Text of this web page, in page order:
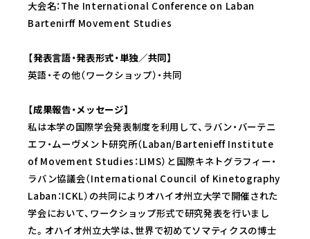
大会名：The International Conference on Laban
Bartenirff Movement Studies
【発表言語・発表形式・単独／共同】
英語・その他（ワークショップ）・共同
【成果報告・メッセージ】
私は本学の国際学会発表制度を利用して、ラバン・バーテニ
エフ・ムーヴメント研究所（Laban/Bartenieff Institute
of Movement Studies：LIMS）と国際キネトグラフィー・
ラバン協議会（International Council of Kinetography
Laban：ICKL）の共同によりオハイオ州立大学で開催された
学会において、ワークショップ形式で研究発表を行いまし
た。オハイオ州立大学は、世界で初めてソマティクスの博士